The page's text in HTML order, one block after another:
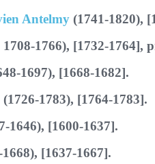
Antelmy (1741-1820),
1708-1766), [1732-1764],
1697), [1668-1682].
(1726-1783), [1764-1783].
1646), [1600-1637].
[1637-1667].